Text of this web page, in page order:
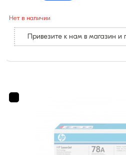
Нет в наличии
Привезите к нам в магазин и